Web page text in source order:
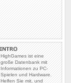
HighGames ist eine
große Datenbank mit
Informationen zu PC-
Spielen und Hardware.
Helfen Sie mit, und